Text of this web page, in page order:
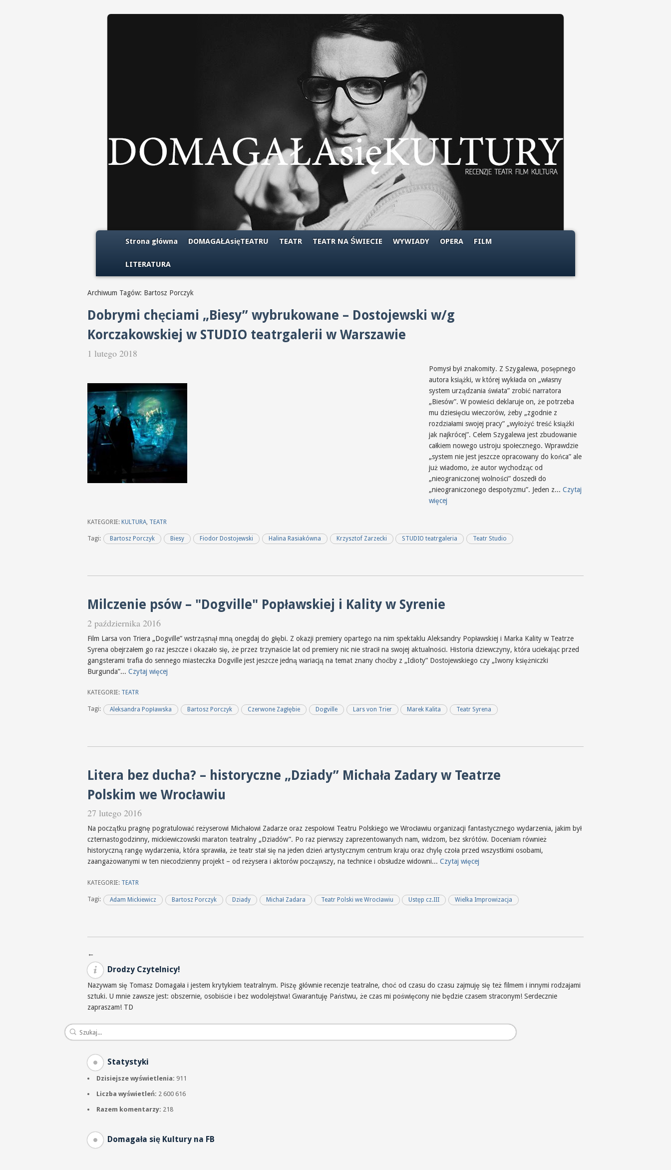
Strona główna DOMAGAŁAsięTEATRU TEATR TEATR NA ŚWIECIE WYWIADY OPERA FILM
LITERATURA
Archiwum Tagów: Bartosz Porczyk
Dobrymi chęciami „Biesy” wybrukowane – Dostojewski w/g
Korczakowskiej w STUDIO teatrgalerii w Warszawie
1 lutego 2018
Pomysł był znakomity. Z Szygalewa, posępnego
autora książki, w której wykłada on „własny
system urządzania świata” zrobić narratora
„Biesów”. W powieści deklaruje on, że potrzeba
mu dziesięciu wieczorów, żeby „zgodnie z
rozdziałami swojej pracy” „wyłożyć treść książki
jak najkrócej”. Celem Szygalewa jest zbudowanie
całkiem nowego ustroju społecznego. Wprawdzie
„system nie jest jeszcze opracowany do końca” ale
już wiadomo, że autor wychodząc od
„nieograniczonej wolności” doszedł do
„nieograniczonego despotyzmu”. Jeden z... Czytaj
więcej
KATEGORIE: KULTURA TEATR
Tagi: Bartosz Porczyk Biesy Fiodor Dostojewski Halina Rasiakówna Krzysztof Zarzecki STUDIO teatrgaleria Teatr Studio
Milczenie psów – "Dogville" Popławskiej i Kality w Syrenie
2 października 2016
Film Larsa von Triera „Dogville” wstrząsnął mną onegdaj do głębi. Z okazji premiery opartego na nim spektaklu Aleksandry Popławskiej i Marka Kality w Teatrze
Syrena obejrzałem go raz jeszcze i okazało się, że przez trzynaście lat od premiery nic nie stracił na swojej aktualności. Historia dziewczyny, która uciekając przed
gangsterami trafia do sennego miasteczka Dogville jest jeszcze jedną wariacją na temat znany choćby z „Idioty” Dostojewskiego czy „Iwony księżniczki
Burgunda”... Czytaj więcej
KATEGORIE: TEATR
Tagi: Aleksandra Popławska Bartosz Porczyk Czerwone Zagłębie Dogville Lars von Trier Marek Kalita Teatr Syrena
Litera bez ducha? – historyczne „Dziady” Michała Zadary w Teatrze
Polskim we Wrocławiu
27 lutego 2016
Na początku pragnę pogratulować reżyserowi Michałowi Zadarze oraz zespołowi Teatru Polskiego we Wrocławiu organizacji fantastycznego wydarzenia, jakim był
czternastogodzinny, mickiewiczowski maraton teatralny „Dziadów”. Po raz pierwszy zaprezentowanych nam, widzom, bez skrótów. Doceniam również
historyczną rangę wydarzenia, która sprawiła, że teatr stał się na jeden dzień artystycznym centrum kraju oraz chylę czoła przed wszystkimi osobami,
zaangażowanymi w ten niecodzienny projekt – od reżysera i aktorów począwszy, na technice i obsłudze widowni... Czytaj więcej
KATEGORIE: TEATR
Tagi: Adam Mickiewicz Bartosz Porczyk Dziady Michał Zadara Teatr Polski we Wrocławiu Ustęp cz.III Wielka Improwizacja
Nawigacja po wpisach
←
Drodzy Czytelnicy!
Nazywam się Tomasz Domagała i jestem krytykiem teatralnym. Piszę głównie recenzje teatralne, choć od czasu do czasu zajmuję się też filmem i innymi rodzajami
sztuki. U mnie zawsze jest: obszernie, osobiście i bez wodolejstwa! Gwarantuję Państwu, że czas mi poświęcony nie będzie czasem straconym! Serdecznie
zapraszam! TD
Statystyki
Dzisiejsze wyświetlenia: 911
Liczba wyświetleń: 2 600 616
Razem komentarzy: 218
Domagała się Kultury na FB